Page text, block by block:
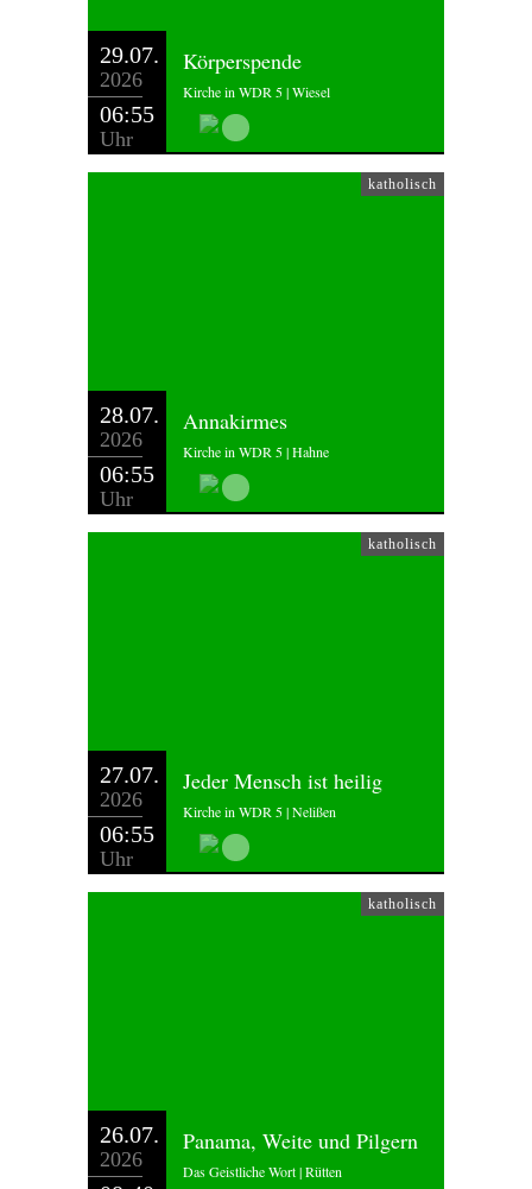
29.07.
2026
06:55
Uhr
Körperspende
Kirche in WDR 5 | Wiesel
katholisch
28.07.
2026
06:55
Uhr
Annakirmes
Kirche in WDR 5 | Hahne
katholisch
27.07.
2026
06:55
Uhr
Jeder Mensch ist heilig
Kirche in WDR 5 | Nelißen
katholisch
26.07.
2026
Panama, Weite und Pilgern
Das Geistliche Wort | Rütten